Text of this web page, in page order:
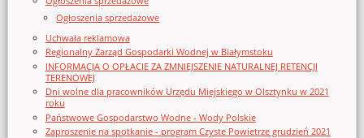
Ogłoszenia sprzedażowe
Uchwała reklamowa
Regionalny Zarząd Gospodarki Wodnej w Białymstoku
INFORMACJA O OPŁACIE ZA ZMNIEJSZENIE NATURALNEJ RETENCJI
TERENOWEJ
Dni wolne dla pracowników Urzędu Miejskiego w Olsztynku w 2021
roku
Państwowe Gospodarstwo Wodne - Wody Polskie
Zaproszenie na spotkanie - program Czyste Powietrze grudzień 2021